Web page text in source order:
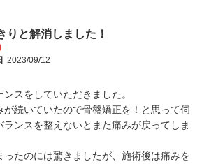
りと解消しました！
2023/09/12
スをしていただきました。
が続いていたので骨盤矯正を！と思って伺
ンスを整えないとまた痛みが戻ってしま
ったのには驚きましたが、施術後は痛みを